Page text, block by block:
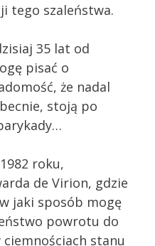
tego szaleństwa.
35 lat od
pisać o
że nadal
stoją po
roku,
de Virion, gdzie
jaki sposób mogę
powrotu do
stanu